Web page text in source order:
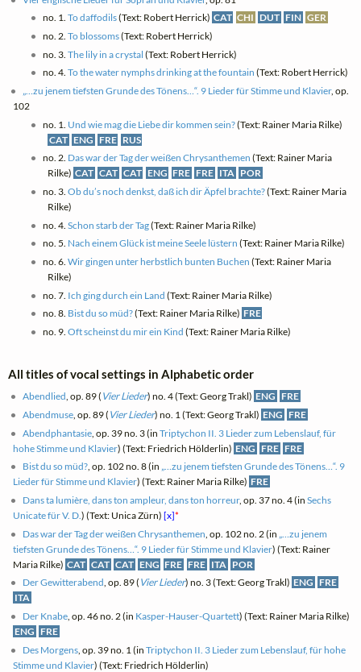
no. 1. To daffodils(Text: Robert Herrick) CAT CHI DUT FIN GER
no. 2. To blossoms(Text: Robert Herrick)
no. 3. The lily in a crystal (Text: Robert Herrick)
no. 4. To the water nymphs drinking at the fountain (Text: Robert Herrick)
„…zu jenem tiefsten Grunde des Tönens…“. 9 Lieder für Stimme und Klavier, op.
102
no. 1. Und wie mag die Liebe dir kommen sein?(Text: Rainer Maria Rilke)
CAT ENG FRE RUS
no. 2. Das war der Tag der weißen Chrysanthemen (Text: Rainer Maria
Rilke) CAT CAT CAT ENG FRE FRE ITA POR
no. 3. Ob du’s noch denkst, daß ich dir Äpfel brachte?(Text: Rainer Maria
Rilke)
no. 4. Schon starb der Tag(Text: Rainer Maria Rilke)
no. 5. Nach einem Glück ist meine Seele lüstern (Text: Rainer Maria Rilke)
no. 6. Wir gingen unter herbstlich bunten Buchen (Text: Rainer Maria
Rilke)
no. 7. Ich ging durch ein Land (Text: Rainer Maria Rilke)
no. 8. Bist du so müd?(Text: Rainer Maria Rilke) FRE
no. 9. Oft scheinst du mir ein Kind (Text: Rainer Maria Rilke)
All titles of vocal settings in Alphabetic order
Abendlied, op. 89 ( Vier Lieder) no. 4 (Text: Georg Trakl) ENG FRE
Abendmuse, op. 89 ( Vier Lieder) no. 1 (Text: Georg Trakl) ENG FRE
Abendphantasie , op. 39 no. 3 (inTriptychon II. 3 Lieder zum Lebenslauf, für
hohe Stimme und Klavier) (Text: Friedrich Hölderlin) ENG FRE FRE
Bist du so müd?, op. 102 no. 8 (in „…zu jenem tiefsten Grunde des Tönens…“. 9
Lieder für Stimme und Klavier) (Text: Rainer Maria Rilke) FRE
Dans ta lumière, dans ton ampleur, dans ton horreur, op. 37 no. 4 (inSechs
Unicate für V. D.) (Text: Unica Zürn)[x]*
Das war der Tag der weißen Chrysanthemen , op. 102 no. 2 (in „…zu jenem
tiefsten Grunde des Tönens…“. 9 Lieder für Stimme und Klavier) (Text: Rainer
Maria Rilke) CAT CAT CAT ENG FRE FRE ITA POR
Der Gewitterabend, op. 89 ( Vier Lieder) no. 3 (Text: Georg Trakl) ENG FRE
ITA
Der Knabe, op. 46 no. 2 (in Kasper-Hauser-Quartett) (Text: Rainer Maria Rilke)
ENG FRE
Des Morgens , op. 39 no. 1 (inTriptychon II. 3 Lieder zum Lebenslauf, für hohe
Stimme und Klavier) (Text: Friedrich Hölderlin)